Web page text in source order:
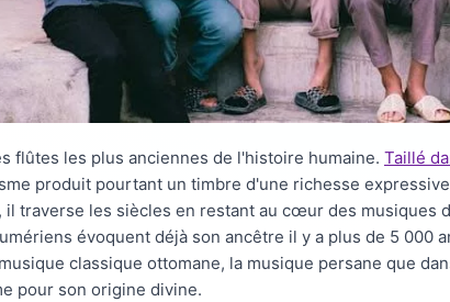
flûtes les plus anciennes de l'histoire humaine. Taillé
produit pourtant un timbre d'une richesse
il traverse les siècles en restant au cœur des musiques
évoquent déjà son ancêtre il y a plus de 5 000
classique ottomane, la musique persane que
pour son origine divine.